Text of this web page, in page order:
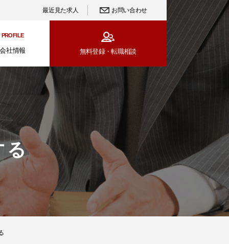
最近見た求人 お問い合わせ
PROFILE
会社情報 無料登録・転職相談
る